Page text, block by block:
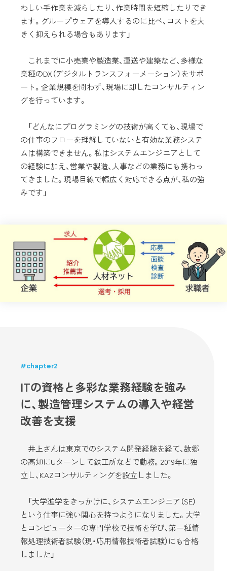
わしい手作業を減らしたり、作業時間を短縮したりでき
ます。グループウェアを導入するのに比べ、コストを大
きく抑えられる場合もあります」
これまでに小売業や製造業、運送や建築など、多様な
業種のDX（デジタルトランスフォーメーション）をサポ
ート。企業規模を問わず、現場に即したコンサルティン
グを行っています。
「どんなにプログラミングの技術が高くても、現場で
の仕事のフローを理解していないと有効な業務システ
ムは構築できません。私はシステムエンジニアとして
の経験に加え、営業や製造、人事などの業務にも携わっ
てきました。現場目線で幅広く対応できる点が、私の強
みです」
#chapter2
ITの資格と多彩な業務経験を強み
に、製造管理システムの導入や経営
改善を支援
井上さんは東京でのシステム開発経験を経て、故郷
の高知にUターンして鉄工所などで勤務。2019年に独
立し、KAZコンサルティングを設立しました。
「大学進学をきっかけに、システムエンジニア（SE）
という仕事に強い関心を持つようになりました。大学
とコンピューターの専門学校で技術を学び、第一種情
報処理技術者試験（現・応用情報技術者試験）にも合格
しました」